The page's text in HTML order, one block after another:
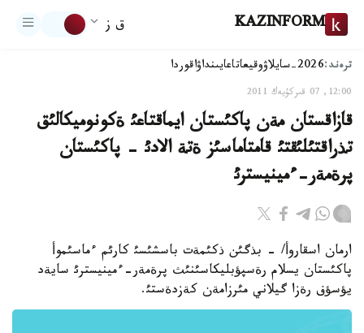
KAZINFORM ق ز
ترەند:2026-سايلاۋ وقيعاتاعايىنداۋاقوردا
12:00, 07 قىركۇيەك 2011
قازاقستان مةن پاكئستان ايماقتاعئ ةكونوميكالئق
تذراقتئلئقتئ قامتاماسئز ةتة الادئ - پاكئستان
پرةمةر-ءمينيسترئ
ارمان اسقاروأ/ - بذگئن ذكئمةت باسشئسئ كارئم ءماسئموأ
پاكئستان يسلام رةسپؤبليكاسئنئث پرةمةر-ءمينيسترئ سايةد
يؤسؤف رةزا گيلاني مئرزامةن كةزدةستئ.